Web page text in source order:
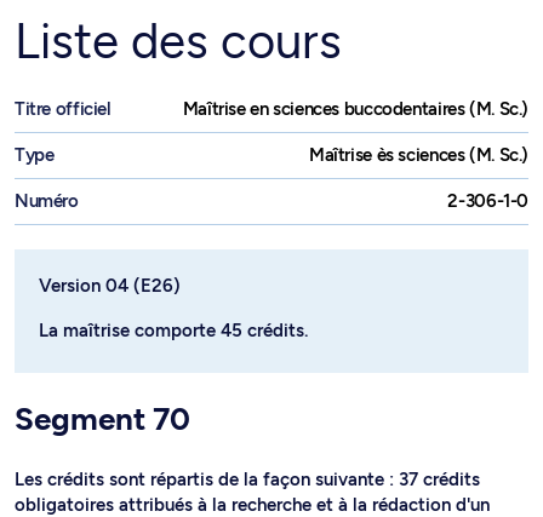
Liste des cours
Titre officiel Maîtrise en sciences buccodentaires (M. Sc.)
Type Maîtrise ès sciences (M. Sc.)
Numéro 2-306-1-0
Version 04 (E26)
La maîtrise comporte 45 crédits.
Segment 70
Les crédits sont répartis de la façon suivante : 37 crédits
obligatoires attribués à la recherche et à la rédaction d'un